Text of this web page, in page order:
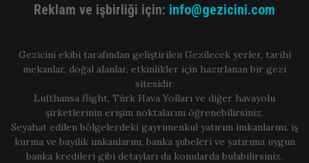
Reklam ve işbirliği için: info@gezicini.com
Gezicini ekibi tarafından geliştirilen Gezilecek yerler, tarihi
mekanlar, doğal alanlar, etkinlikler için hazırlanan bir gezi
sitesidir.
Lufthansa flight, Türk Hava Yolları ve diğer havayolu
şirketlerinin erişim noktalarını öğrenebilirsiniz.
Seyahat edilen bölgelerdeki gayrimenkul yatırım imkanlarını, iş
kurma ve bayilik imkanlarını, banka şubeleri ve yatırıma uygun
banka kredileri gibi detayları da konularda bulabilirsiniz.